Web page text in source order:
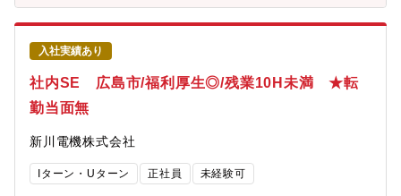
種センサー（分析計・温度計・測量計・重量計等）／機器の制御
システム／計測システム※一部既存製品のメンテナンスの問い合
わせもありますが、ほとんどはメーカー問い合わせ窓口や、メン
テナンス担当へ直接連絡が入ります。＜入社後の流れ＞まずは先
輩に同行し、お客様のニーズや製品知識をつけていただきます。
業界・製品知識を身に着けるには時間もかかりますが、その分顧
客の期待に応えられるようになる成長実感があります。＜やりが
営業スタイルです。当社は技術力を主体とした商社兼メーカーで
すので、幅広い課題に対応することが可能です。■商社として
2000社以上の取引先があり、顧客の要望に応じて営業が提案可能
入社実績あり
社内SE 広島市/福利厚生◎/残業10H未満 ★転
勤当面無
新川電機株式会社
Iターン・Uターン 正社員 未経験可